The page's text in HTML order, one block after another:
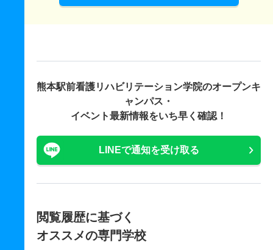
熊本駅前看護リハビリテーション学院のオープンキ
ャンパス・
イベント最新情報をいち早く確認！
LINEで通知を受け取る
閲覧履歴に基づく
オススメの専門学校